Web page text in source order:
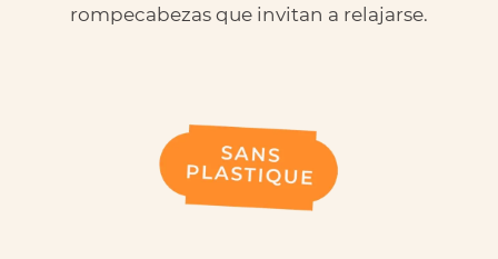
rompecabezas que invitan a relajarse.